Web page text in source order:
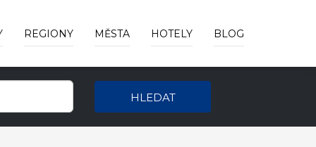
REGIONY MĚSTA HOTELY BLOG
HLEDAT